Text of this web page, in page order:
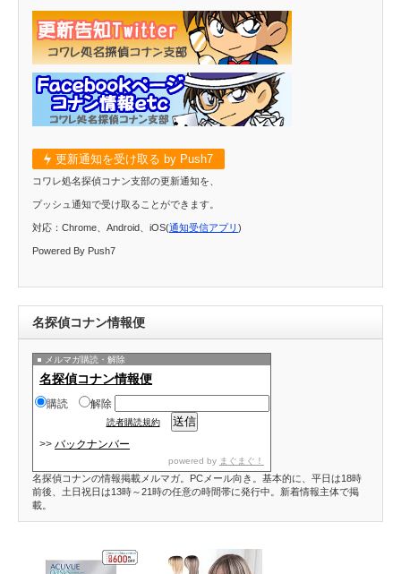
更新通知を受け取る by Push7
コワレ処名探偵コナン支部の更新通知を、
プッシュ通知で受け取ることができます。
対応：Chrome、Android、iOS(通知受信アプリ )
Powered By Push7
名探偵コナン情報便
メルマガ購読・解除
名探偵コナン情報便
購読 解除
読者購読規約
>> バックナンバー
powered by まぐまぐ！
名探偵コナンの情報掲載メルマガ。PCメール向き。基本的に、平日は18時
前後、土日祝日は13時～21時の任意の時間帯に発行中。新着情報主体で掲
載。